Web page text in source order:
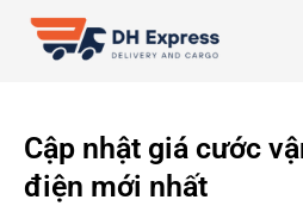
Cập nhật giá cước
điện mới nhất